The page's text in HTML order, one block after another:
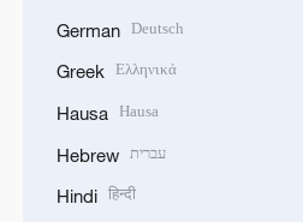
German Deutsch
Greek Ελληνικά
Hausa Hausa
Hebrew עברית
Hindi हिन्दी